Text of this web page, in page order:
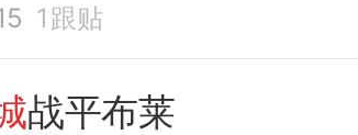
1 跟贴
战平布莱